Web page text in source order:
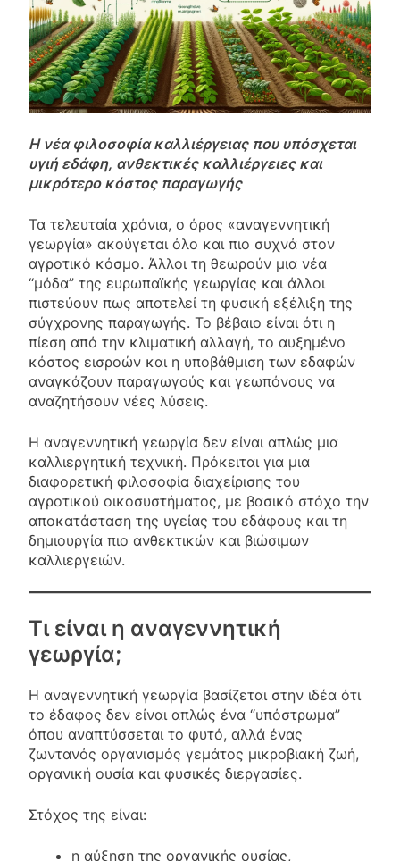
Η νέα φιλοσοφία καλλιέργειας που υπόσχεται
υγιή εδάφη, ανθεκτικές καλλιέργειες και
μικρότερο κόστος παραγωγής
Τα τελευταία χρόνια, ο όρος «αναγεννητική
γεωργία» ακούγεται όλο και πιο συχνά στον
αγροτικό κόσμο. Άλλοι τη θεωρούν μια νέα
“μόδα” της ευρωπαϊκής γεωργίας και άλλοι
πιστεύουν πως αποτελεί τη φυσική εξέλιξη της
σύγχρονης παραγωγής. Το βέβαιο είναι ότι η
πίεση από την κλιματική αλλαγή, το αυξημένο
κόστος εισροών και η υποβάθμιση των εδαφών
αναγκάζουν παραγωγούς και γεωπόνους να
αναζητήσουν νέες λύσεις.
Η αναγεννητική γεωργία δεν είναι απλώς μια
καλλιεργητική τεχνική. Πρόκειται για μια
διαφορετική φιλοσοφία διαχείρισης του
αγροτικού οικοσυστήματος, με βασικό στόχο την
αποκατάσταση της υγείας του εδάφους και τη
δημιουργία πιο ανθεκτικών και βιώσιμων
καλλιεργειών.
Τι είναι η αναγεννητική
γεωργία;
Η αναγεννητική γεωργία βασίζεται στην ιδέα ότι
το έδαφος δεν είναι απλώς ένα “υπόστρωμα”
όπου αναπτύσσεται το φυτό, αλλά ένας
ζωντανός οργανισμός γεμάτος μικροβιακή ζωή,
οργανική ουσία και φυσικές διεργασίες.
Στόχος της είναι:
η αύξηση της οργανικής ουσίας,